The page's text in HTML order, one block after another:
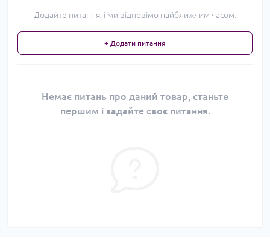
Додайте питання, і ми відповімо найближчим часом.
+ Додати питання
Немає питань про даний товар, станьте
першим і задайте своє питання.